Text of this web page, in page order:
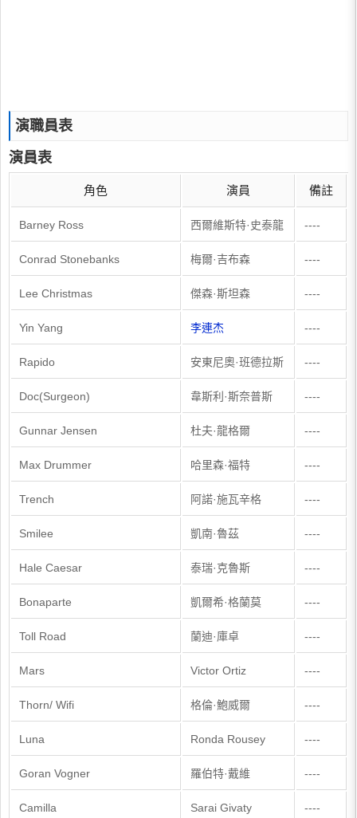
演職員表
演員表
角色 演員 備註
Barney Ross 西爾維斯特·史泰龍 ----
Conrad Stonebanks 梅爾·吉布森 ----
Lee Christmas 傑森·斯坦森 ----
Yin Yang 李連杰 ----
Rapido 安東尼奧·班德拉斯 ----
Doc(Surgeon) 韋斯利·斯奈普斯 ----
Gunnar Jensen 杜夫·龍格爾 ----
Max Drummer 哈里森·福特 ----
Trench 阿諾·施瓦辛格 ----
Smilee 凱南·魯茲 ----
Hale Caesar 泰瑞·克魯斯 ----
Bonaparte 凱爾希·格蘭莫 ----
Toll Road 蘭迪·庫卓 ----
Mars Victor Ortiz ----
Thorn/ Wifi 格倫·鮑威爾 ----
Luna Ronda Rousey ----
Goran Vogner 羅伯特·戴維 ----
Camilla Sarai Givaty ----